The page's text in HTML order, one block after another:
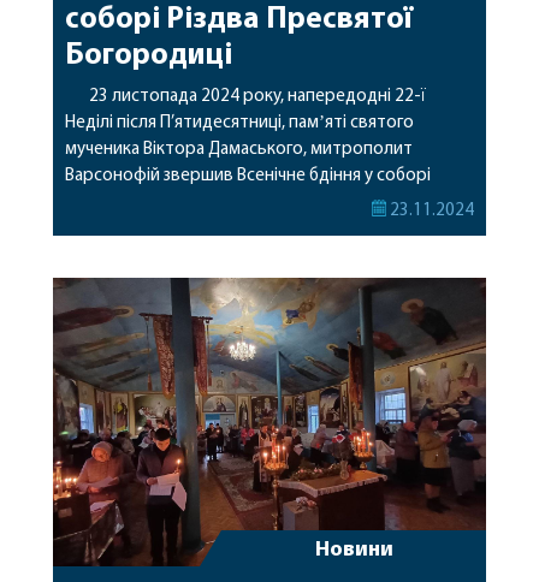
соборі Різдва Пресвятої
Богородиці
23 листопада 2024 року, напередодні 22-ї
Неділі після П’ятидесятниці, памʼяті святого
мученика Віктора Дамаського, митрополит
Варсонофій звершив Всенічне бдіння у соборі
Різдва Пресвятої Богородиці міста Вінниці.
собору протоієрей Максим Мельничук, клірики
храму та гості у священному сані. Нагадуємо, що в
завтрашній недільний день, владика співслужить
архіпастирям в Миколаївському […]
23.11.2024
Новини